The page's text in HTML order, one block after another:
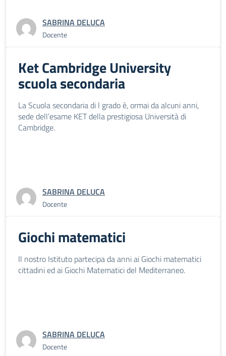
SABRINA DELUCA
Docente
Ket Cambridge University
scuola secondaria
La Scuola secondaria di I grado è, ormai da alcuni anni,
sede dell’esame KET della prestigiosa Università di
Cambridge.
SABRINA DELUCA
Docente
Giochi matematici
Il nostro Istituto partecipa da anni ai Giochi matematici
cittadini ed ai Giochi Matematici del Mediterraneo.
SABRINA DELUCA
Docente